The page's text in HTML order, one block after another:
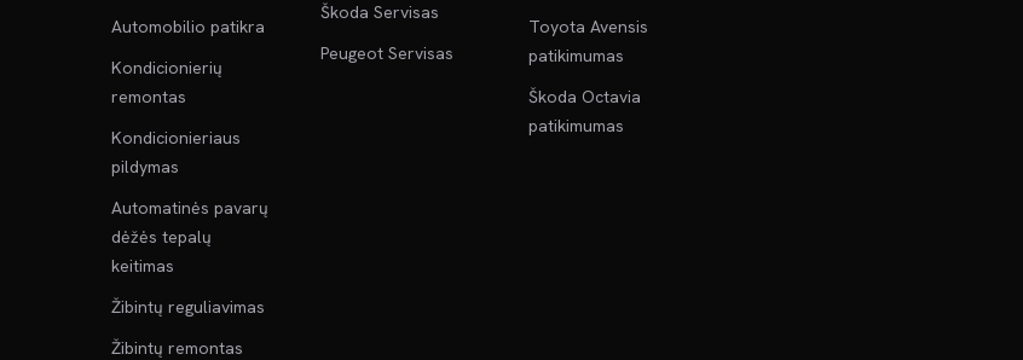
Automobilio patikra
Kondicionierių
remontas
Kondicionieriaus
pildymas
Automatinės pavarų
dėžės tepalų
keitimas
Žibintų reguliavimas
Žibintų remontas
Škoda Servisas
Peugeot Servisas
Toyota Avensis
patikimumas
Škoda Octavia
patikimumas